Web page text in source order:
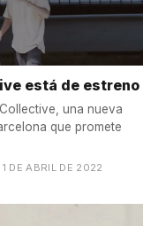
está de estreno
una nueva
que promete
DE ABRIL DE 2022